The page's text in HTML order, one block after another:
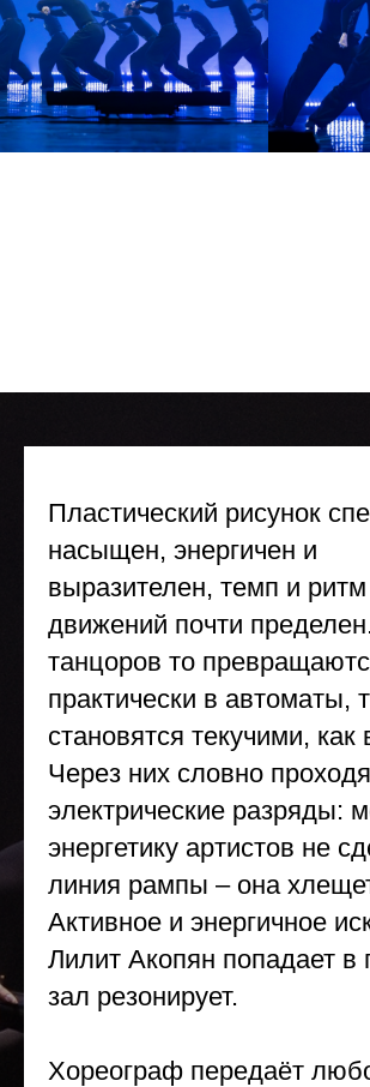
Пластический рисунок
насыщен, энергичен и
выразителен, темп и ритм
движений почти
танцоров то
практически в автоматы,
становятся текучими, как
Через них словно
электрические разряды:
энергетику артистов не
линия рампы – она
Активное и энергичное
Лилит Акопян попадает в
зал резонирует.
Хореограф передаёт